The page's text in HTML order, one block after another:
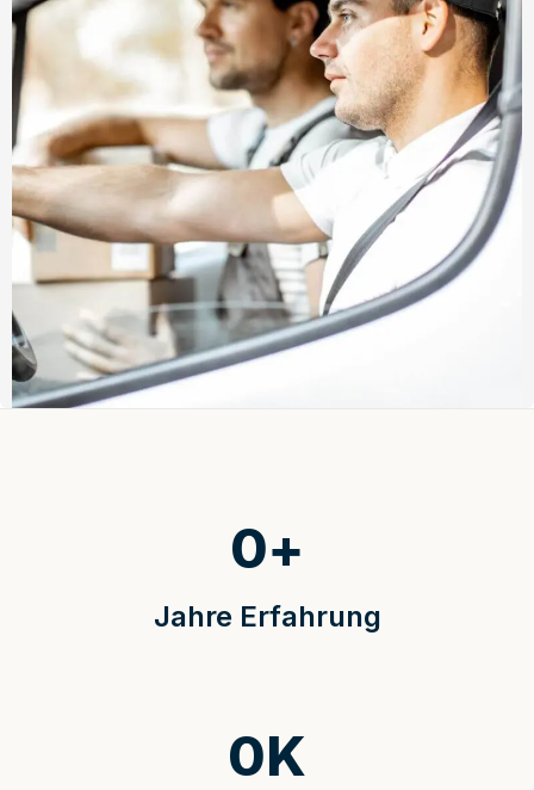
Jahre Erfahrung
0+
0K